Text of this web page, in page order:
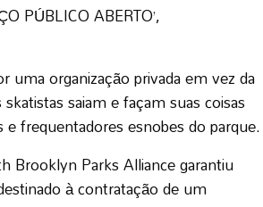
PÚBLICO ABERTO’,
uma organização privada em vez da
saiam e façam suas coisas
frequentadores esnobes do parque.
Brooklyn Parks Alliance garantiu
à contratação de um